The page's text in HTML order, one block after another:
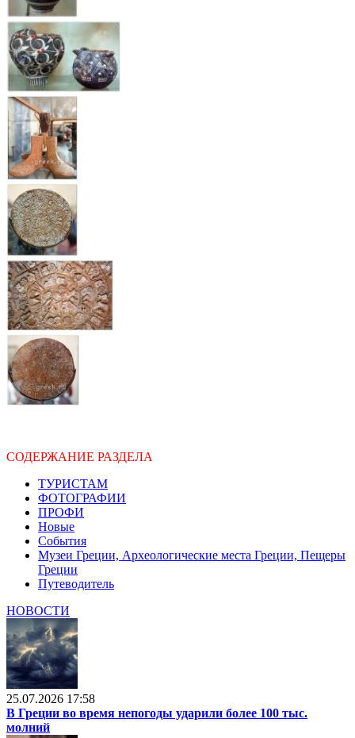
СОДЕРЖАНИЕ РАЗДЕЛА
ТУРИСТАМ
ФОТОГРАФИИ
ПРОФИ
Новые
События
Музеи Греции, Археологические места Греции, Пещеры
Греции
Путеводитель
НОВОСТИ
25.07.2026 17:58
В Греции во время непогоды ударили более 100 тыс.
молний